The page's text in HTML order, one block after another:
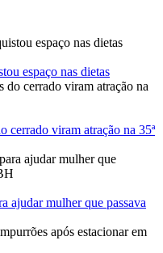
espaço nas dietas
cerrado viram atração na 35ª
ajudar mulher que passava